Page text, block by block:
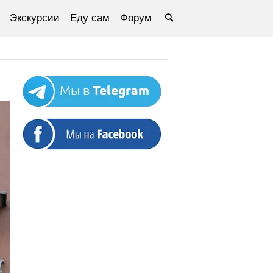
Экскурсии Еду сам Форум